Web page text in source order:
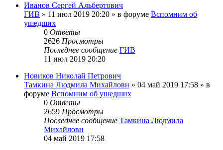
Иванов Сергей Альбертович
ГИВ » 11 июл 2019 20:20 » в форуме Вспомним об
ушедших
0 Ответы
2626 Просмотры
Последнее сообщение ГИВ
11 июл 2019 20:20
Новиков Николай Петрович
Тамкина Людмила Михайловн » 04 май 2019 17:58 » в
форуме Вспомним об ушедших
0 Ответы
2659 Просмотры
Последнее сообщение Тамкина Людмила
Михайловн
04 май 2019 17:58